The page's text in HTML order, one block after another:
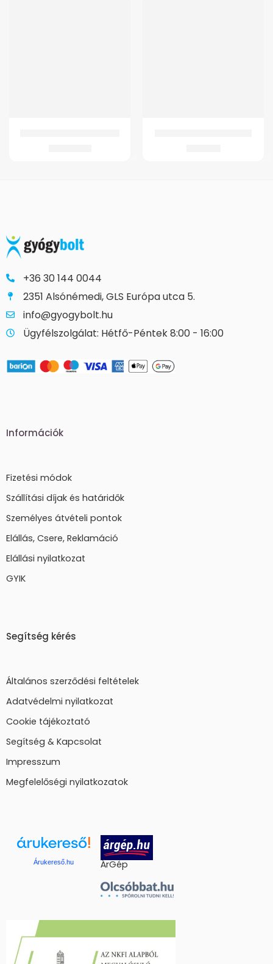
+36 30 144 0044
2351 Alsónémedi, GLS Európa utca 5.
info@gyogybolt.hu
Ügyfélszolgálat: Hétfő-Péntek 8:00 - 16:00
Információk
Fizetési módok
Szállítási díjak és határidők
Személyes átvételi pontok
Elállás, Csere, Reklamáció
Elállási nyilatkozat
GYIK
Segítség kérés
Általános szerződési feltételek
Adatvédelmi nyilatkozat
Cookie tájékoztató
Segítség & Kapcsolat
Impresszum
Megfelelőségi nyilatkozatok
Árukereső.hu ÁrGép